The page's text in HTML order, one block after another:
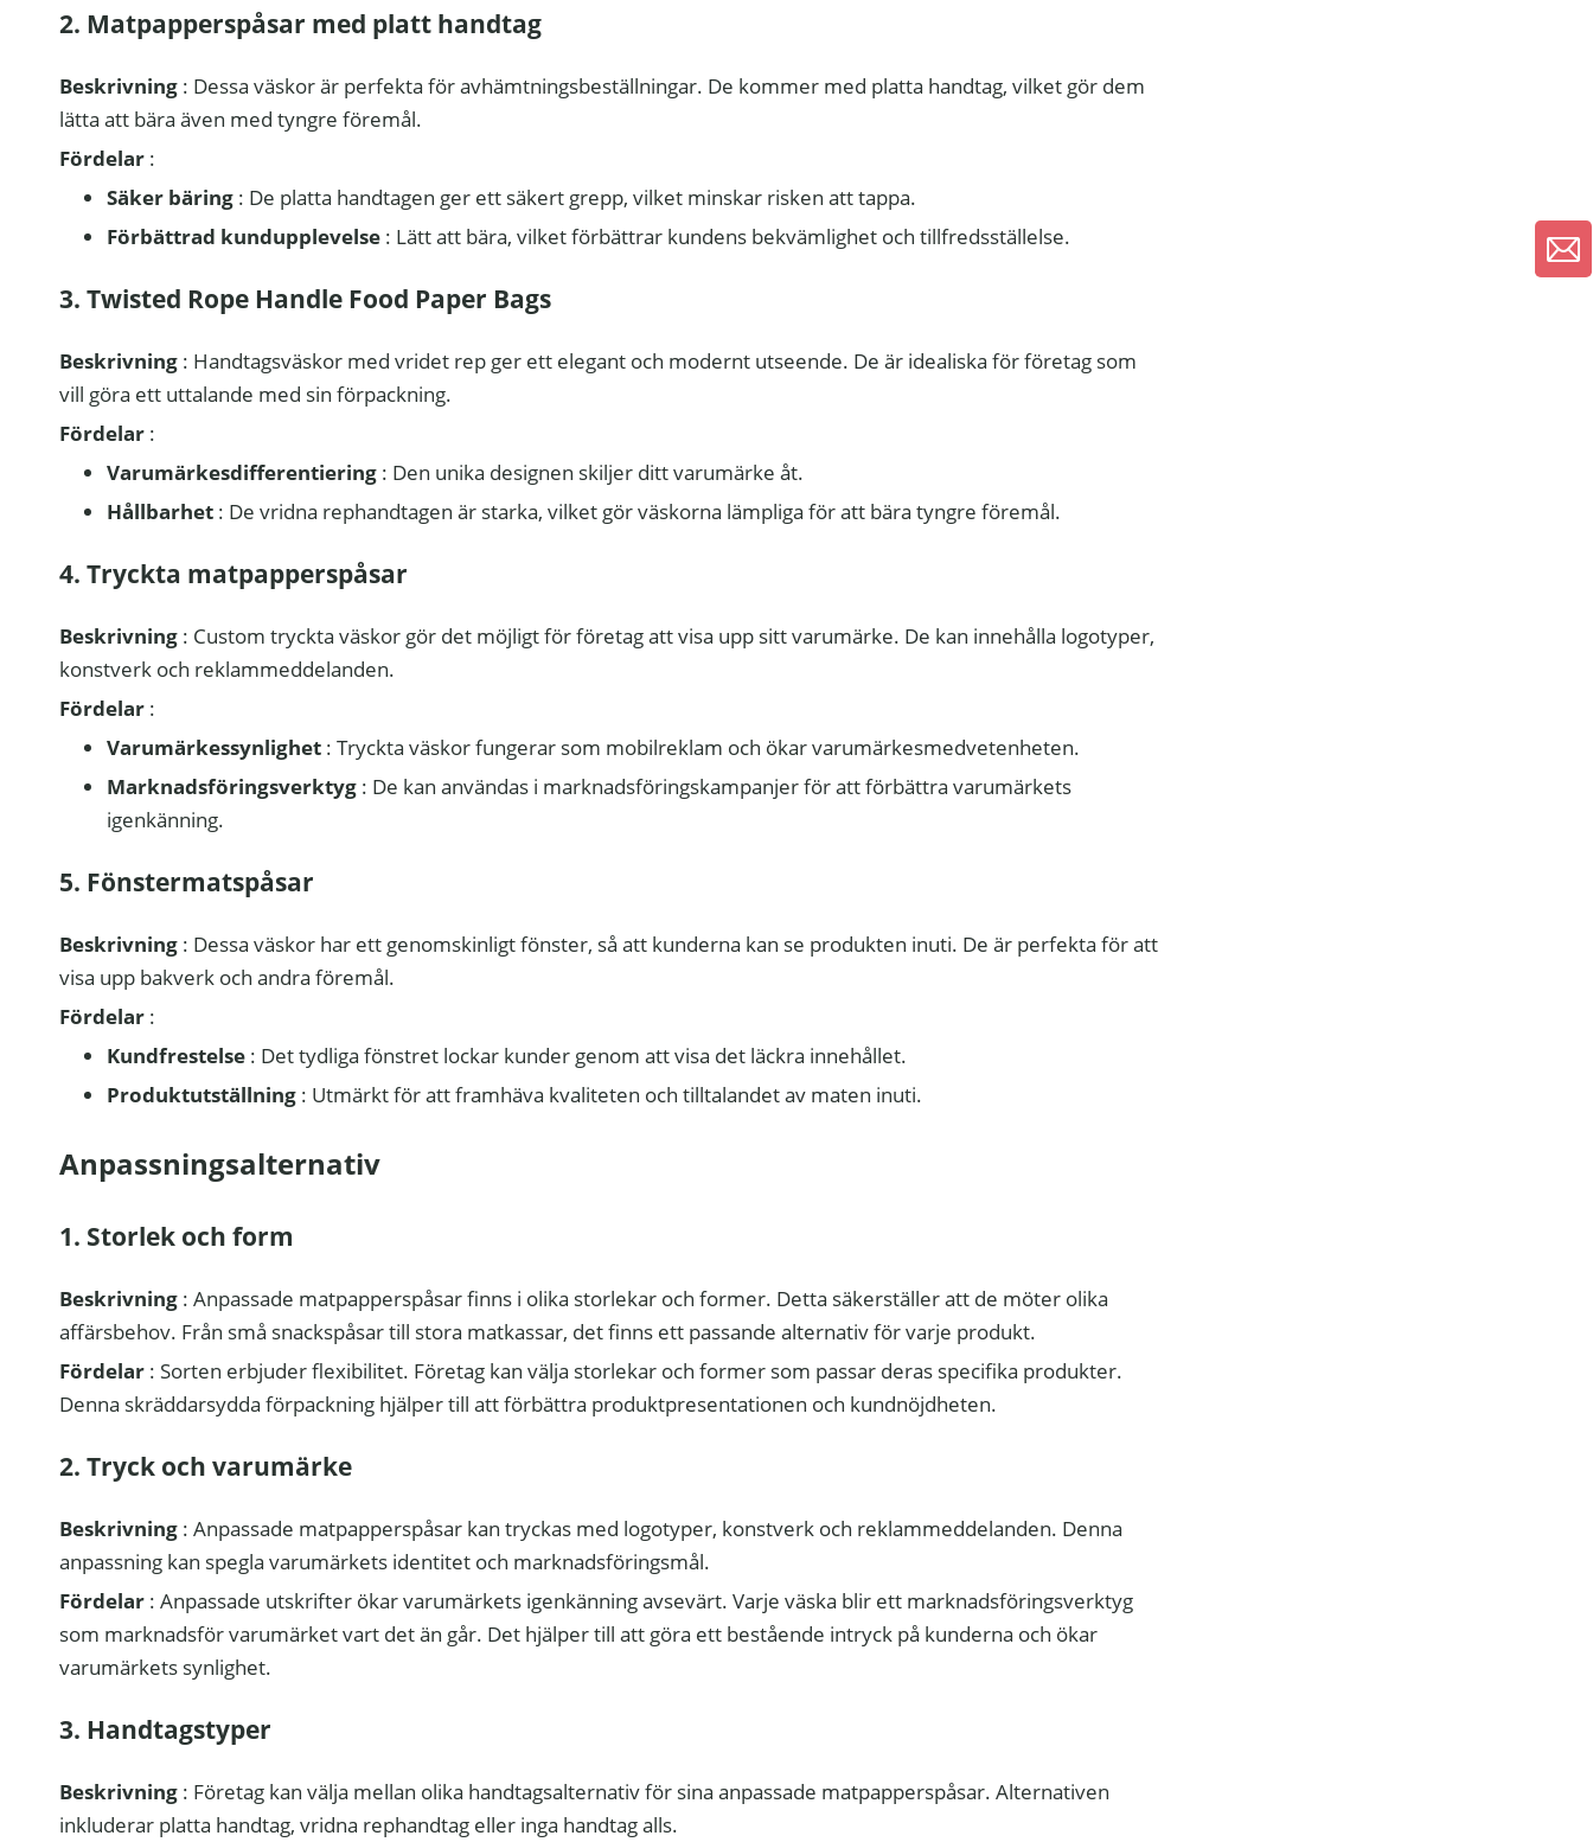
2. Matpapperspåsar med platt handtag
Beskrivning : Dessa väskor är perfekta för avhämtningsbeställningar. De kommer med platta handtag, vilket gör dem
lätta att bära även med tyngre föremål.
Fördelar :
Säker bäring : De platta handtagen ger ett säkert grepp, vilket minskar risken att tappa.
Förbättrad kundupplevelse : Lätt att bära, vilket förbättrar kundens bekvämlighet och tillfredsställelse.
3. Twisted Rope Handle Food Paper Bags
Beskrivning : Handtagsväskor med vridet rep ger ett elegant och modernt utseende. De är idealiska för företag som
vill göra ett uttalande med sin förpackning.
Fördelar :
Varumärkesdifferentiering : Den unika designen skiljer ditt varumärke åt.
Hållbarhet : De vridna rephandtagen är starka, vilket gör väskorna lämpliga för att bära tyngre föremål.
4. Tryckta matpapperspåsar
Beskrivning : Custom tryckta väskor gör det möjligt för företag att visa upp sitt varumärke. De kan innehålla logotyper,
konstverk och reklammeddelanden.
Fördelar :
Varumärkessynlighet : Tryckta väskor fungerar som mobilreklam och ökar varumärkesmedvetenheten.
Marknadsföringsverktyg : De kan användas i marknadsföringskampanjer för att förbättra varumärkets
igenkänning.
5. Fönstermatspåsar
Beskrivning : Dessa väskor har ett genomskinligt fönster, så att kunderna kan se produkten inuti. De är perfekta för att
visa upp bakverk och andra föremål.
Fördelar :
Kundfrestelse : Det tydliga fönstret lockar kunder genom att visa det läckra innehållet.
Produktutställning : Utmärkt för att framhäva kvaliteten och tilltalandet av maten inuti.
Anpassningsalternativ
1. Storlek och form
Beskrivning : Anpassade matpapperspåsar finns i olika storlekar och former. Detta säkerställer att de möter olika
affärsbehov. Från små snackspåsar till stora matkassar, det finns ett passande alternativ för varje produkt.
Fördelar : Sorten erbjuder flexibilitet. Företag kan välja storlekar och former som passar deras specifika produkter.
Denna skräddarsydda förpackning hjälper till att förbättra produktpresentationen och kundnöjdheten.
2. Tryck och varumärke
Beskrivning : Anpassade matpapperspåsar kan tryckas med logotyper, konstverk och reklammeddelanden. Denna
anpassning kan spegla varumärkets identitet och marknadsföringsmål.
Fördelar : Anpassade utskrifter ökar varumärkets igenkänning avsevärt. Varje väska blir ett marknadsföringsverktyg
som marknadsför varumärket vart det än går. Det hjälper till att göra ett bestående intryck på kunderna och ökar
varumärkets synlighet.
3. Handtagstyper
Beskrivning : Företag kan välja mellan olika handtagsalternativ för sina anpassade matpapperspåsar. Alternativen
inkluderar platta handtag, vridna rephandtag eller inga handtag alls.